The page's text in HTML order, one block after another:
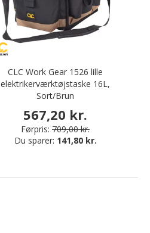
CLC Work Gear 1526 lille
elektrikerværktøjstaske 16L,
Sort/Brun
567,20 kr.
Førpris: 709,00 kr.
Du sparer: 141,80 kr.